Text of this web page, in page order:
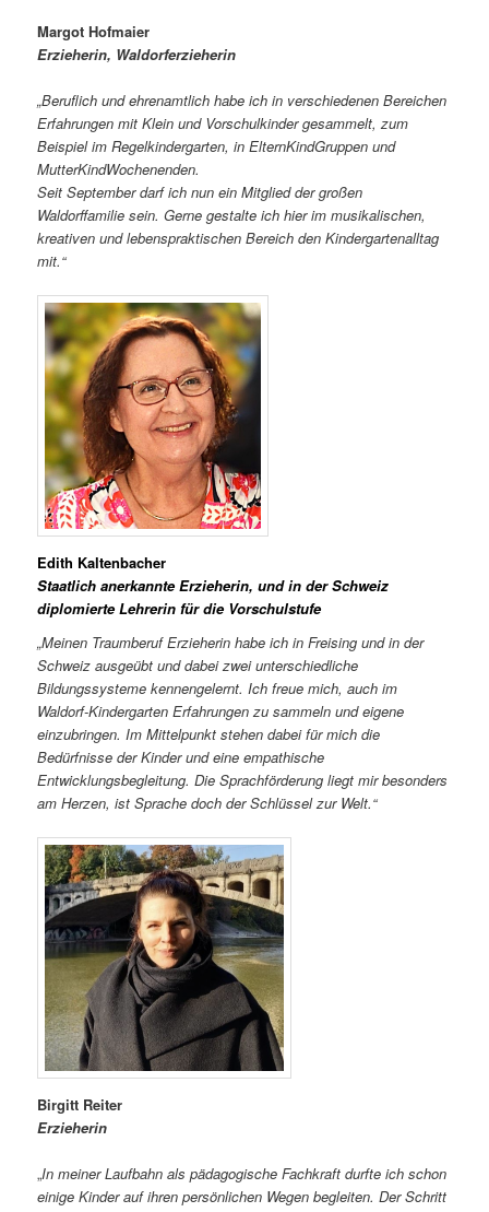
Margot Hofmaier
Erzieherin, Waldorferzieherin
„Beruflich und ehrenamtlich habe ich in verschiedenen Bereichen
Erfahrungen mit Klein und Vorschulkinder gesammelt, zum
Beispiel im Regelkindergarten, in ElternKindGruppen und
MutterKindWochenenden.
Seit September darf ich nun ein Mitglied der großen
Waldorffamilie sein. Gerne gestalte ich hier im musikalischen,
kreativen und lebenspraktischen Bereich den Kindergartenalltag
mit.“
Edith Kaltenbacher
Staatlich anerkannte Erzieherin, und in der Schweiz
diplomierte Lehrerin für die Vorschulstufe
„Meinen Traumberuf Erzieherin habe ich in Freising und in der
Schweiz ausgeübt und dabei zwei unterschiedliche
Bildungssysteme kennengelernt. Ich freue mich, auch im
Waldorf-Kindergarten Erfahrungen zu sammeln und eigene
einzubringen. Im Mittelpunkt stehen dabei für mich die
Bedürfnisse der Kinder und eine empathische
Entwicklungsbegleitung. Die Sprachförderung liegt mir besonders
am Herzen, ist Sprache doch der Schlüssel zur Welt.“
Birgitt Reiter
Erzieherin
„In meiner Laufbahn als pädagogische Fachkraft durfte ich schon
einige Kinder auf ihren persönlichen Wegen begleiten. Der Schritt